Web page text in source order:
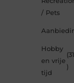
/ Pets
Hobby
en vrije
tijd
(31
)